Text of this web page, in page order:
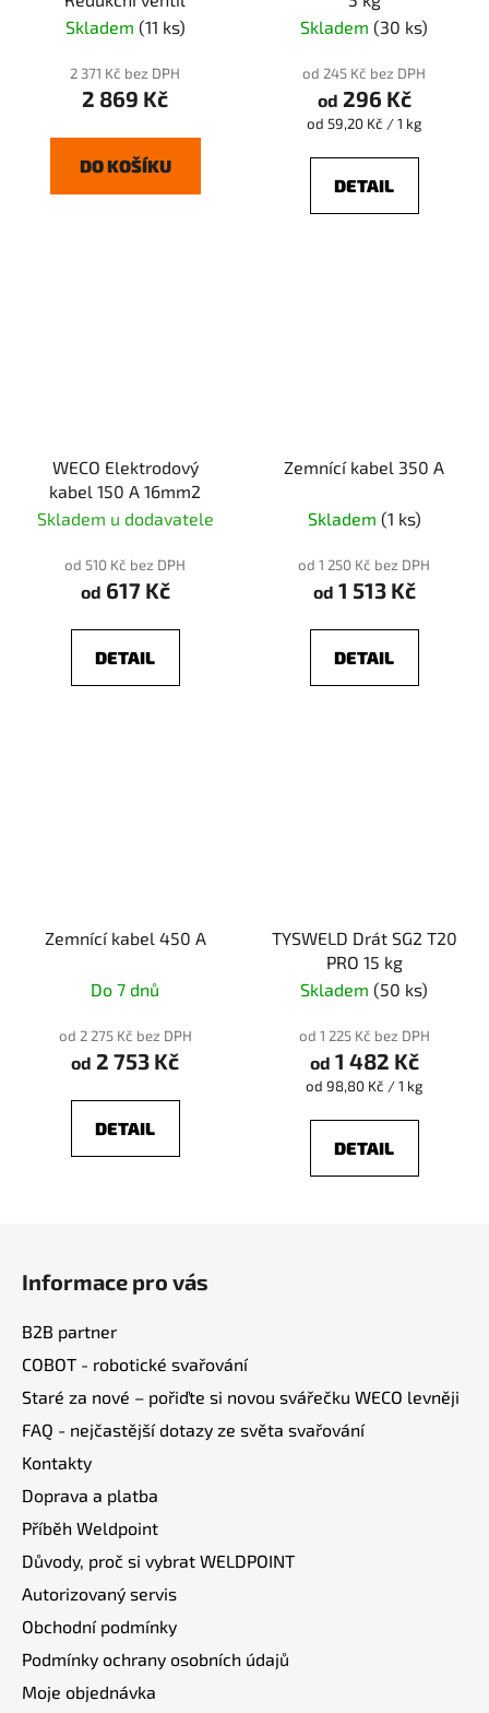
Skladem (11 ks)
2 371 Kč bez DPH
2 869 Kč
DO KOŠÍKU
Skladem (30 ks)
od 245 Kč bez DPH
od 296 Kč
Měrná
od 59,20 Kč / 1 kg
DETAIL
WECO Elektrodový
kabel 150 A 16mm2
Skladem u dodavatele
od 510 Kč bez DPH
od 617 Kč
DETAIL
Zemnící kabel 350 A
Skladem (1 ks)
od 1 250 Kč bez DPH
od 1 513 Kč
DETAIL
Zemnící kabel 450 A
Do 7 dnů
od 2 275 Kč bez DPH
od 2 753 Kč
DETAIL
TYSWELD Drát SG2 T20
PRO 15 kg
Skladem (50 ks)
od 1 225 Kč bez DPH
od 1 482 Kč
Měrná
od 98,80 Kč / 1 kg
DETAIL
Informace pro vás
B2B partner
COBOT - robotické svařování
Staré za nové – pořiďte si novou svářečku WECO levněji
FAQ - nejčastější dotazy ze světa svařování
Kontakty
Doprava a platba
Příběh Weldpoint
Důvody, proč si vybrat WELDPOINT
Autorizovaný servis
Obchodní podmínky
Podmínky ochrany osobních údajů
Moje objednávka